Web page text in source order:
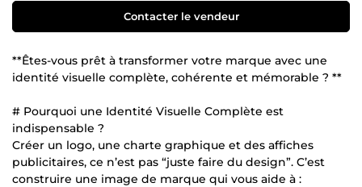
Contacter le vendeur
**Êtes-vous prêt à transformer votre marque avec une
identité visuelle complète, cohérente et mémorable ? **
# Pourquoi une Identité Visuelle Complète est
indispensable ?
Créer un logo, une charte graphique et des affiches
publicitaires, ce n’est pas “juste faire du design”. C’est
construire une image de marque qui vous aide à :